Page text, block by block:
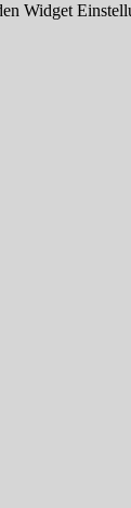
Widget